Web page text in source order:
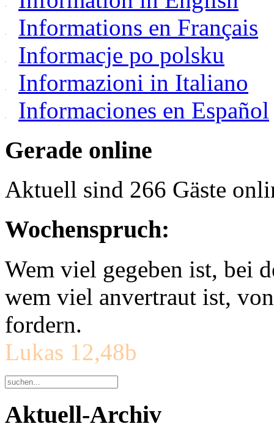
Informations en Français
Informacje po polsku
Informazioni in Italiano
Informaciones en Español
Gerade online
Aktuell sind 266 Gäste
Wochenspruch:
Wem viel gegeben ist, bei
wem viel anvertraut ist,
fordern.
Lukas 12,48b
Aktuell-Archiv